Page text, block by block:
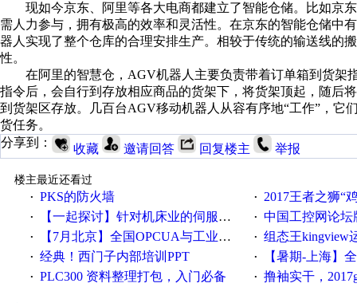
现如今京东、阿里等各大电商都建立了智能仓储。比如京
需人力参与，拥有极高的效率和灵活性。在京东的智能仓储中
器人实现了整个仓库的合理安排生产。相较于传统的输送线的
性。
在阿里的智慧仓，AGV机器人主要负责带着订单箱到货架
指令后，会自行到存放相应商品的货架下，将货架顶起，随后
到货架区存放。几百台AGV移动机器人从容有序地“工作”，
货任务。
分享到：
收藏 邀请回答 回复楼主 举报
楼主最近还看过
· PKS的防火墙 · 2017王者之狮“鸡”情签到
· 【一起探讨】针对机床业的伺服系统发展，您的期望是什么？ · 中国工控网论坛版
· 【7月北京】全国OPCUA与工业互联技术培训班通知！ · 组态王kingview
· 经典！西门子内部培训PPT · 【暑期-上海】全国工业
· PLC300 资料整理打包，入门必备 · 撸袖实干，2017gongkong®第